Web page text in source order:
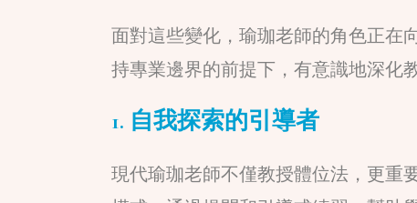
面對這些變化，瑜珈老師的角色正在
持專業邊界的前提下，有意識地深化
1. 自我探索的引導者
現代瑜珈老師不僅教授體位法，更重